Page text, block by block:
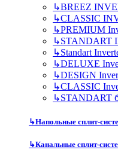
↳BREEZ
↳CLASSIC
↳PREMIUM
↳STANDART
↳Standart
↳DELUXE
↳DESIGN
↳CLASSIC
↳STANDART
↳Напольные сплит-
↳Канальные сплит-